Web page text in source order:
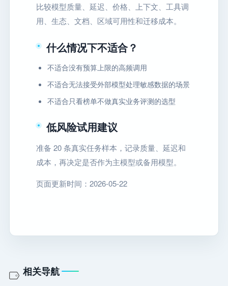
比较模型质量、延迟、价格、上下文、工具调
用、生态、文档、区域可用性和迁移成本。
什么情况下不适合？
不适合没有预算上限的高频调用
不适合无法接受外部模型处理敏感数据的场景
不适合只看榜单不做真实业务评测的选型
低风险试用建议
准备 20 条真实任务样本，记录质量、延迟和
成本，再决定是否作为主模型或备用模型。
页面更新时间：2026-05-22
相关导航